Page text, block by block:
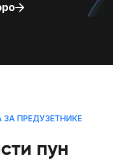
ПРЕДУЗЕТНИКЕ
пун